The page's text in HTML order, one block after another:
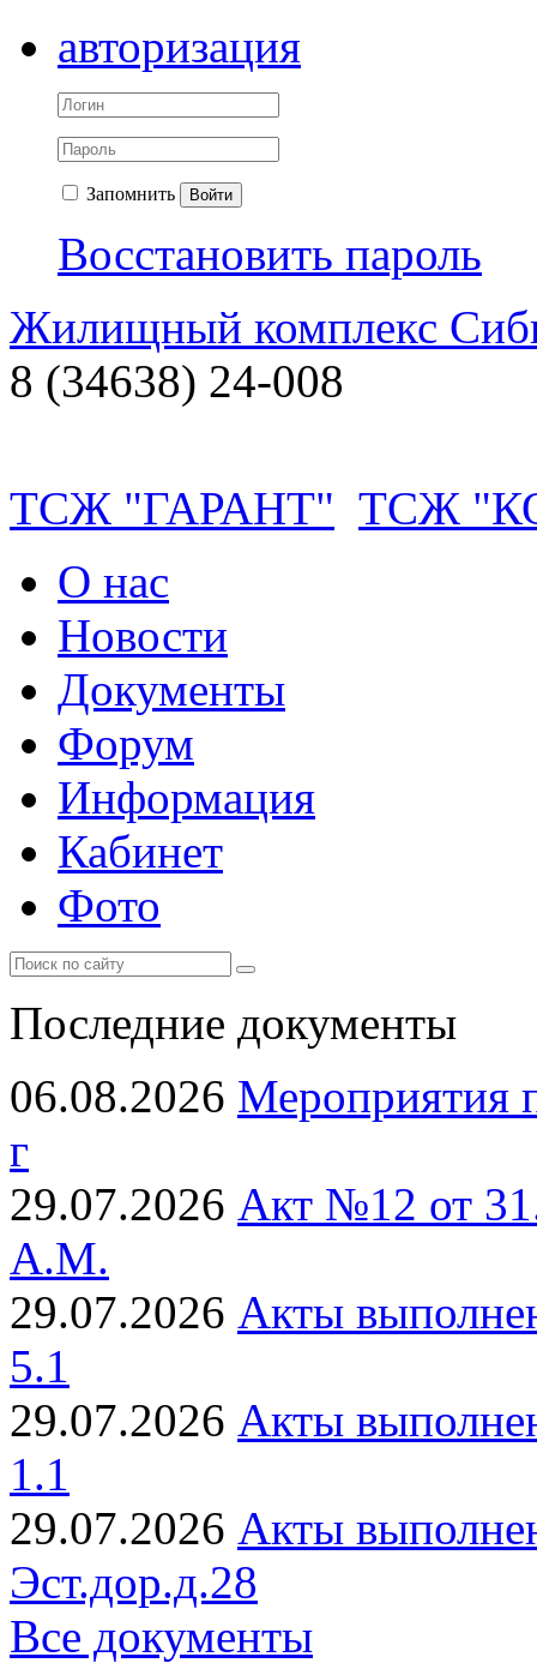
авторизация
Запомнить Войти
Восстановить пароль
Жилищный комплекс
8 (34638) 24-008
ТСЖ "ГАРАНТ" ТСЖ
О нас
Новости
Документы
Форум
Информация
Кабинет
Фото
Последние документы
06.08.2026 Мероприятия
г
29.07.2026 Акт №12 от
А.М.
29.07.2026 Акты
5.1
29.07.2026 Акты
1.1
29.07.2026 Акты
Эст.дор.д.28
Все документы